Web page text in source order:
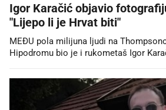
Igor Karačić objavio
"Lijepo li je Hrvat biti"
MEĐU pola milijuna ljudi na
Hipodromu bio je i rukometaš Igor